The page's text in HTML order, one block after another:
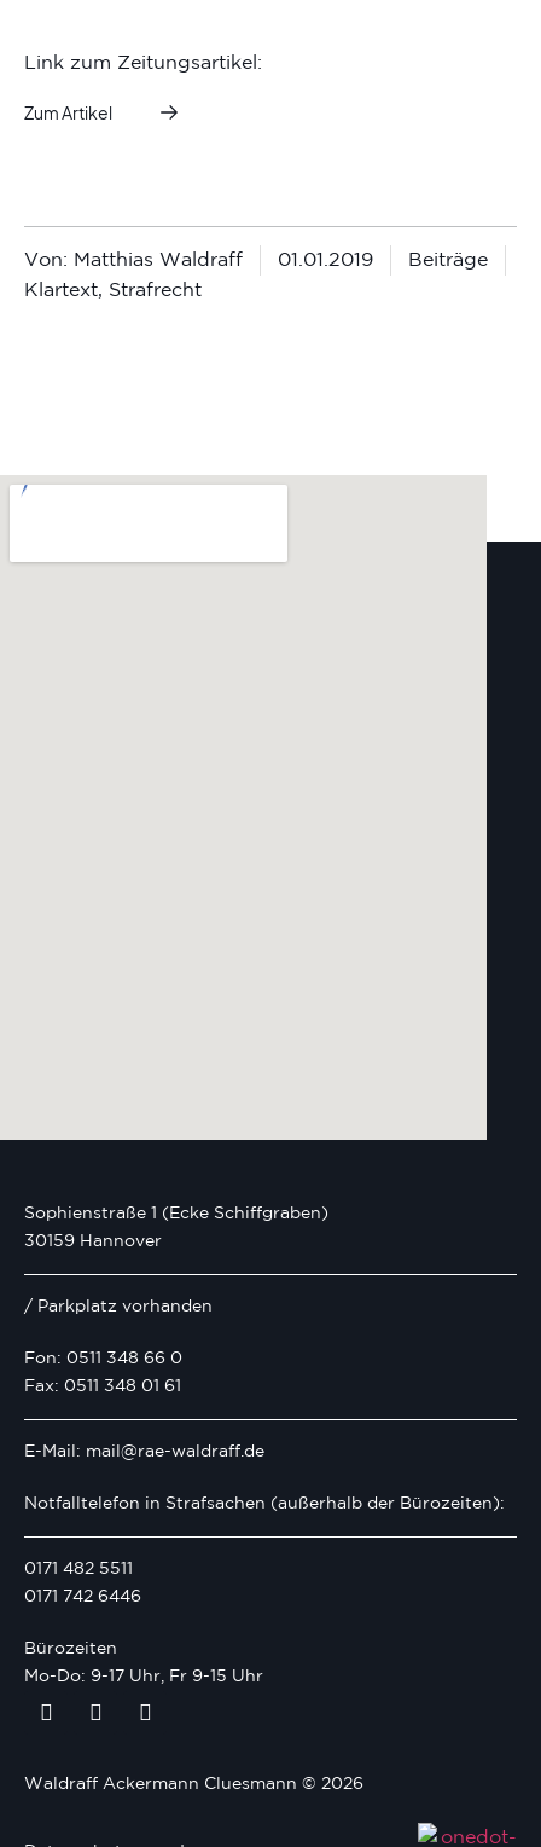
Link zum Zeitungsartikel:
Zum Artikel
Von: Matthias Waldraff 01.01.2019
Beiträge
Klartext, Strafrecht
Sophienstraße 1 (Ecke Schiffgraben)
30159 Hannover
/ Parkplatz vorhanden
Fon: 0511 348 66 0
Fax: 0511 348 01 61
E-Mail: mail@rae-waldraff.de
Notfalltelefon in Strafsachen (außerhalb der Bürozeiten):
0171 482 5511
0171 742 6446
Bürozeiten
Mo-Do: 9-17 Uhr, Fr 9-15 Uhr
Waldraff Ackermann Cluesmann © 2026